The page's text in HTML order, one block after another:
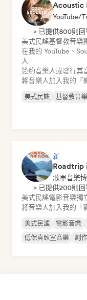
Acoustic
YouTube/
> 已提供800則回
美式民謠基督教音樂
在我的 YouTube、
人
簽約音樂人或發行其
將音樂人加入我的「
美式民謠 基督教音樂
新
歌單音樂
> 已提供200則回
美式民謠電影音樂獨
將音樂人加入我的「
美式民謠 電影音樂
低保真臥室音樂
創